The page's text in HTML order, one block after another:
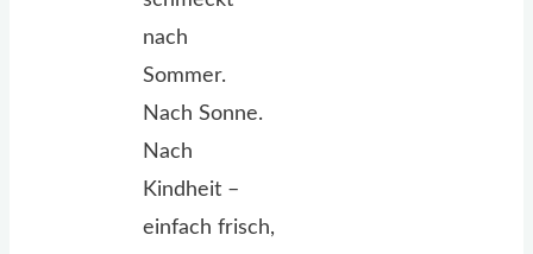
nach
Sommer.
Nach Sonne.
Nach
Kindheit –
einfach frisch,